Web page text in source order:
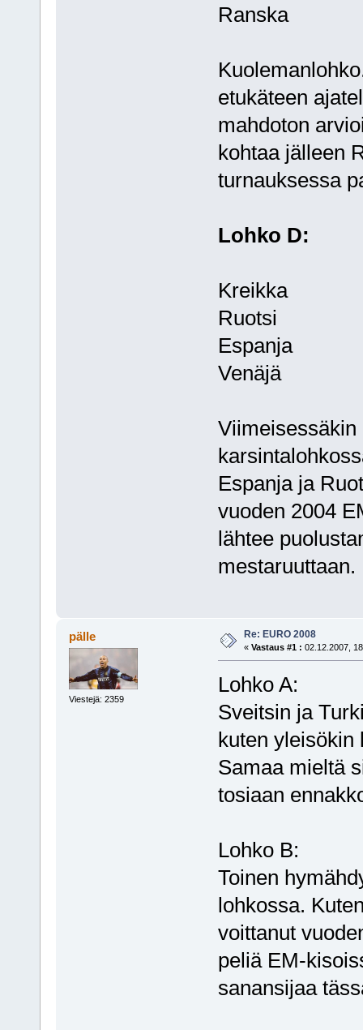
Ranska
etukäteen
mahdoton
kohtaa jälleen
turnauksessa
Lohko D:
Kreikka
Ruotsi
Espanja
Venäjä
Viimeisessäkin
Espanja ja
vuoden 2004
lähtee
mestaruuttaan.
pälle
Viestejä: 2359
Re: EURO 2008
« Vastaus #1 : 02.12.2007,
Lohko A:
Sveitsin ja
kuten
Samaa mieltä
tosiaan
Lohko B:
Toinen
lohkossa.
voittanut
peliä EM-
sanansijaa